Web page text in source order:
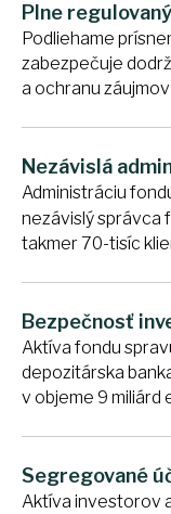
Plne
Podliehame
zabezpečuje
a ochranu
Nezávislá
Administráciu
nezávislý správca
takmer 70-tisíc
Bezpečnosť
Aktíva fondu
depozitárska
v objeme 9 miliárd
Segregované
Aktíva investorov